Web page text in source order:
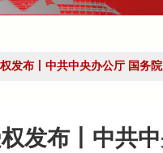
届第四次监事会顺利召开
助力拍卖交易高质量发展
六联合支部书记姚光锋参加第三
发布丨中共中央办公厅 国务
发布丨中共